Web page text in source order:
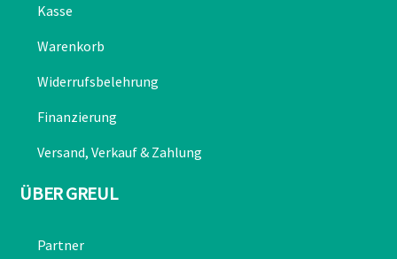
Kasse
Warenkorb
Widerrufsbelehrung
Finanzierung
Versand, Verkauf & Zahlung
ÜBER GREUL
Partner